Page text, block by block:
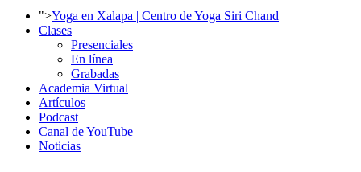
">Yoga en Xalapa | Centro de Yoga Siri Chand
Clases
Presenciales
En línea
Grabadas
Academia Virtual
Artículos
Podcast
Canal de YouTube
Noticias